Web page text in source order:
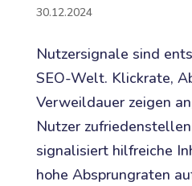
30.12.2024
Nutzersignale sind
SEO-Welt. Klickrate,
Verweildauer zeigen
Nutzer
signalisiert hilfreiche
hohe Absprungraten